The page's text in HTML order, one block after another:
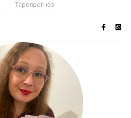
Таропрогноз